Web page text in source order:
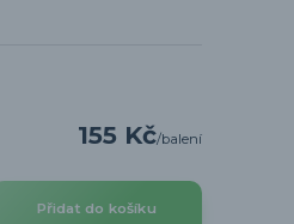
155 Kč/balení
Přidat do košíku